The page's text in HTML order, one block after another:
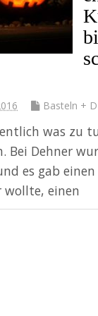
Basteln +
was zu
Bei Dehner
es gab einen
wollte, einen